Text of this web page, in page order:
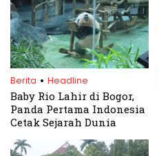
Berita . Headline
Baby Rio Lahir di Bogor,
Panda Pertama Indonesia
Cetak Sejarah Dunia